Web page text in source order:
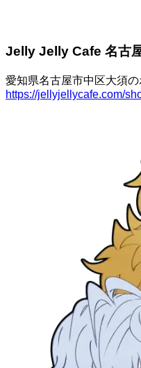
Jelly Jelly Cafe 名古
愛知県名古屋市中区大須
https://jellyjellycafe.com/